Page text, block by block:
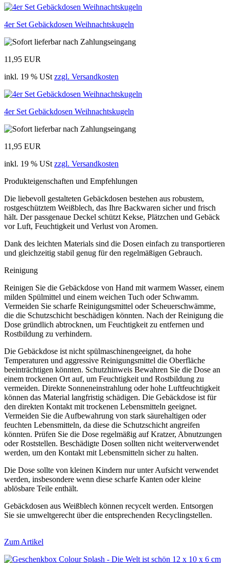
4er Set Gebäckdosen Weihnachtskugeln
11,95 EUR
inkl. 19 % USt zzgl. Versandkosten
4er Set Gebäckdosen Weihnachtskugeln
11,95 EUR
inkl. 19 % USt zzgl. Versandkosten
Produkteigenschaften und Empfehlungen
Die liebevoll gestalteten Gebäckdosen bestehen aus robustem,
rostgeschütztem Weißblech, das Ihre Backwaren sicher und frisch
hält. Der passgenaue Deckel schützt Kekse, Plätzchen und Gebäck
vor Luft, Feuchtigkeit und Verlust von Aromen.
Dank des leichten Materials sind die Dosen einfach zu transportieren
und gleichzeitig stabil genug für den regelmäßigen Gebrauch.
Reinigung
Reinigen Sie die Gebäckdose von Hand mit warmem Wasser, einem
milden Spülmittel und einem weichen Tuch oder Schwamm.
Vermeiden Sie scharfe Reinigungsmittel oder Scheuerschwämme,
die die Schutzschicht beschädigen könnten. Nach der Reinigung die
Dose gründlich abtrocknen, um Feuchtigkeit zu entfernen und
Rostbildung zu verhindern.
Die Gebäckdose ist nicht spülmaschinengeeignet, da hohe
Temperaturen und aggressive Reinigungsmittel die Oberfläche
beeinträchtigen könnten. Schutzhinweis Bewahren Sie die Dose an
einem trockenen Ort auf, um Feuchtigkeit und Rostbildung zu
vermeiden. Direkte Sonneneinstrahlung oder hohe Luftfeuchtigkeit
können das Material langfristig schädigen. Die Gebäckdose ist für
den direkten Kontakt mit trockenen Lebensmitteln geeignet.
Vermeiden Sie die Aufbewahrung von stark säurehaltigen oder
feuchten Lebensmitteln, da diese die Schutzschicht angreifen
könnten. Prüfen Sie die Dose regelmäßig auf Kratzer, Abnutzungen
oder Roststellen. Beschädigte Dosen sollten nicht weiterverwendet
werden, um den Kontakt mit Lebensmitteln sicher zu halten.
Die Dose sollte von kleinen Kindern nur unter Aufsicht verwendet
werden, insbesondere wenn diese scharfe Kanten oder kleine
ablösbare Teile enthält.
Gebäckdosen aus Weißblech können recycelt werden. Entsorgen
Sie sie umweltgerecht über die entsprechenden Recyclingstellen.
Zum Artikel